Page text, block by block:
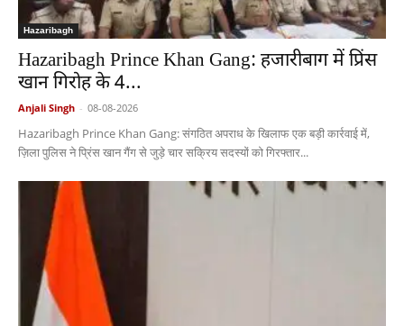
Hazaribagh
Hazaribagh Prince Khan Gang: हजारीबाग में प्रिंस
खान गिरोह के 4...
Anjali Singh - 08-08-2026
Hazaribagh Prince Khan Gang: संगठित अपराध के खिलाफ एक बड़ी कार्रवाई में,
ज़िला पुलिस ने प्रिंस खान गैंग से जुड़े चार सक्रिय सदस्यों को गिरफ्तार...